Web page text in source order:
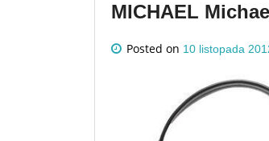
MICHAEL
Posted on 10 listopada